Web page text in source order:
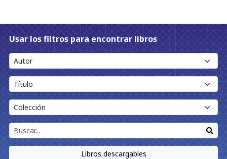
Usar los filtros para encontrar libros
Libros descargables